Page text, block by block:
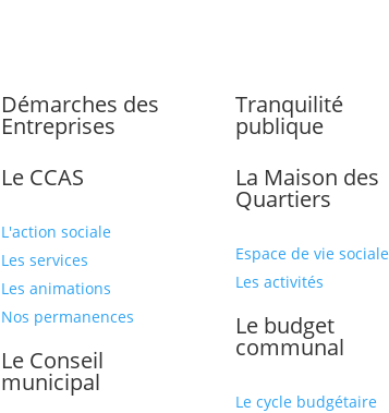
Démarches des
Entreprises
Le CCAS
L'action sociale
Les services
Les animations
Nos permanences
Le Conseil
municipal
Tranquilité
publique
La Maison des
Quartiers
Espace de vie sociale
Les activités
Le budget
communal
Le cycle budgétaire